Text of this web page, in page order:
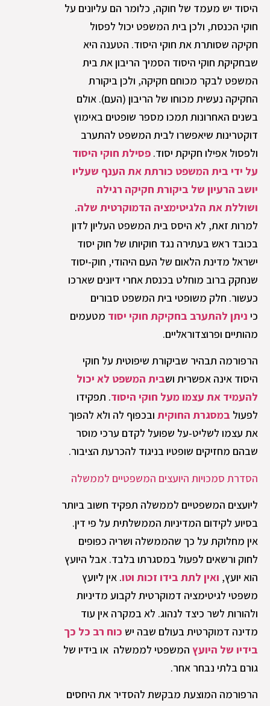
היסוד יש מעמד של חוקה, כלומר הם עליונים על
חוקי הכנסת, ולכן בית המשפט יכול לפסול
חקיקה שסותרת את חוקי היסוד. הטענה היא
שבחקיקת חוקי היסוד הסמיך הריבון את בית
המשפט לבקר מכוחם חקיקה, ולכן ביקורת
החקיקה נעשית מכוחו של הריבון (העם). אולם
בשנים האחרונות תמכו מספר שופטים באימוץ
דוקטרינות שיאפשרו לבית המשפט להתערב
ולפסול אפילו חקיקת יסוד. פסילת חוקי היסוד
על ידי בית המשפט כורתת את הענף שעליו
יושב הרעיון של ביקורת חקיקה רגילה
ושוללת את הלגיטימציה הדמוקרטית שלה.
למרות זאת, לא היסס בית המשפט העליון לדון
בכובד ראש בעתירה נגד חוקיותו של חוק יסוד
ישראל מדינת הלאום של העם היהודי, חוק-יסוד
שנחקק ברוב מוחלט בכנסת אחרי דיונים שארכו
כעשור. חלק משופטי בית המשפט סבורים
כי ניתן להתערב בחקיקת חוקי יסוד מטעמים
מהותיים ופרוצדוראליים.
הרפורמה תבהיר שביקורת שיפוטית על חוקי
היסוד אינה אפשרית ושבית המשפט לא יכול
להעמיד את עצמו מעל חוקי היסוד. תפקידו
לפעול במסגרת החוקית ובכפוף לה ולא להפוך
את עצמו לשליט-על שפועל לקדם ערכי מוסר
שבהם מחזיקים שופטיו בניגוד להכרעת הציבור.
הסדרת סמכויות היועצים המשפטיים לממשלה
ליועצים המשפטיים לממשלה תפקיד חשוב ביותר
בסיוע לקידום המדיניות הממשלתית על פי דין.
אין מחלוקת על כך שהממשלה ושריה כפופים
לחוק ורשאים לפעול במסגרתו בלבד. אבל היועץ
הוא יועץ, ואין לתת בידו זכות וטו. אין ליועץ
משפטי לגיטימציה דמוקרטית לקבוע מדיניות
ולהורות לשר כיצד לנהוג. לא במקרה אין עוד
מדינה דמוקרטית בעולם שבה יש כוח רב כל כך
בידיו של היועץ המשפטי לממשלה או בידיו של
גורם בלתי נבחר אחר.
הרפורמה המוצעת מבקשת להסדיר את היחסים